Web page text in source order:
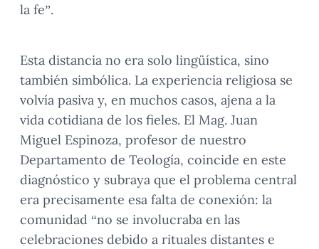
la fe”.
Esta distancia no era solo lingüística, sino
también simbólica. La experiencia religiosa se
volvía pasiva y, en muchos casos, ajena a la
vida cotidiana de los fieles. El Mag. Juan
Miguel Espinoza, profesor de nuestro
Departamento de Teología, coincide en este
diagnóstico y subraya que el problema central
era precisamente esa falta de conexión: la
comunidad “no se involucraba en las
celebraciones debido a rituales distantes e